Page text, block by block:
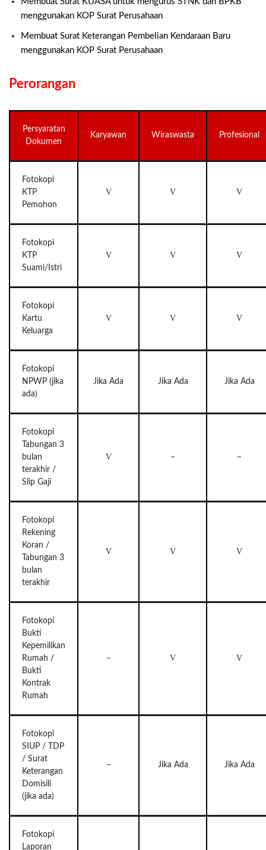
menggunakan KOP Surat Perusahaan
Membuat Surat Keterangan Pembelian Kendaraan Baru
menggunakan KOP Surat Perusahaan
Perorangan
Persyaratan
Dokumen
Karyawan Wiraswasta Profesional
Fotokopi
KTP
Pemohon
V V V
Fotokopi
KTP
Suami/Istri
V V V
Fotokopi
Kartu
Keluarga
V V V
Fotokopi
NPWP (jika
ada)
Jika Ada Jika Ada Jika Ada
Fotokopi
Tabungan 3
bulan
terakhir /
Slip Gaji
V – –
Fotokopi
Rekening
Koran /
Tabungan 3
bulan
terakhir
V V V
Fotokopi
Bukti
Kepemilikan
Rumah /
Bukti
Kontrak
Rumah
– V V
Fotokopi
SIUP / TDP
/ Surat
Keterangan
Domisili
(jika ada)
– Jika Ada Jika Ada
Fotokopi
Laporan